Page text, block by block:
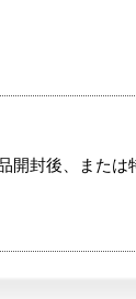
開封後、または